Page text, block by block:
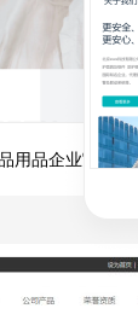
用品企业官网)